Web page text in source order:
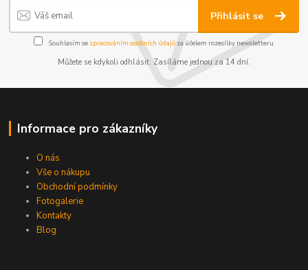
Přihlásit se
Souhlasím se zpracováním osobních údajůza účelem rozesílky newsletteru.
Můžete se kdykoli odhlásit. Zasíláme jednou za 14 dní.
Informace pro zákazníky
O nás
Vše o nákupu
Obchodní podmínky
Fotogalerie
Kontakty
Blog
Send
Powered by chaterimo